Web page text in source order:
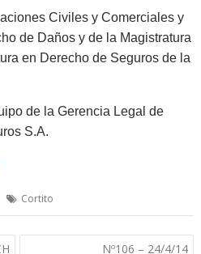
Civiles y Comerciales y
de Daños y de la Magistratura
en Derecho de Seguros de la
de la Gerencia Legal de
S.A.
Cortito
Nº106 – 24/4/14